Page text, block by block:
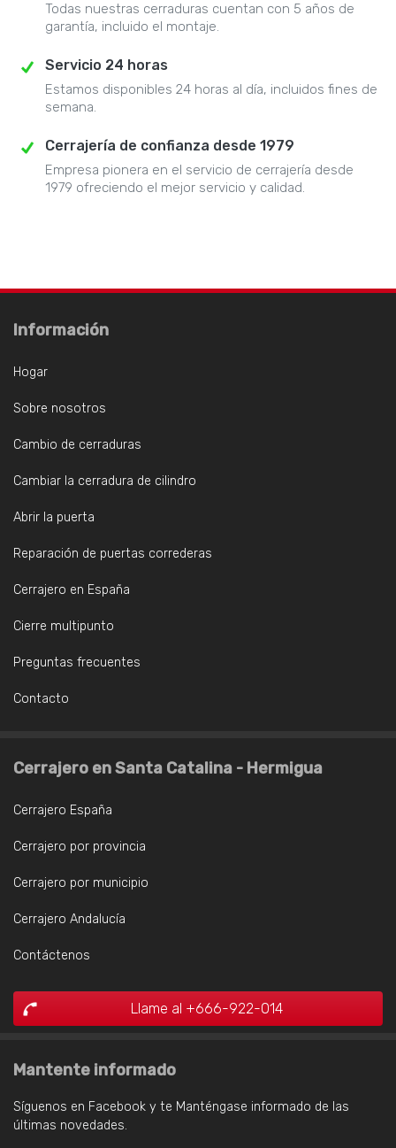
Todas nuestras cerraduras cuentan con 5 años de
garantía, incluido el montaje.
Servicio 24 horas
Estamos disponibles 24 horas al día, incluidos fines de
semana.
Cerrajería de confianza desde 1979
Empresa pionera en el servicio de cerrajería desde
1979 ofreciendo el mejor servicio y calidad.
Información
Hogar
Sobre nosotros
Cambio de cerraduras
Cambiar la cerradura de cilindro
Abrir la puerta
Reparación de puertas correderas
Cerrajero en España
Cierre multipunto
Preguntas frecuentes
Contacto
Cerrajero en Santa Catalina - Hermigua
Cerrajero España
Cerrajero por provincia
Cerrajero por municipio
Cerrajero Andalucía
Contáctenos
Llame al +666-922-014
Mantente informado
Síguenos en Facebook y te Manténgase informado de las
últimas novedades.